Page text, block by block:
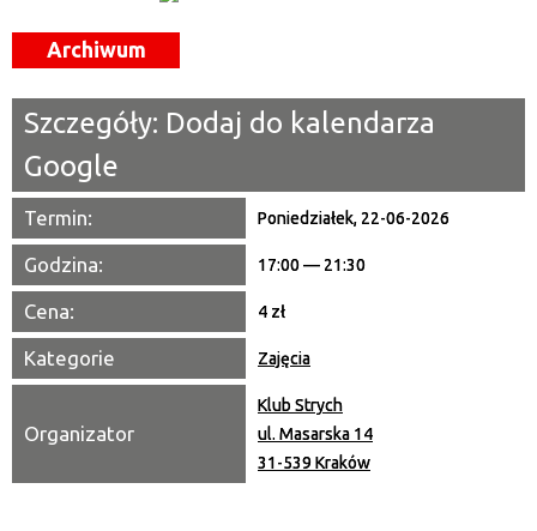
Organizator
Archiwum
Szczegóły: Dodaj do kalendarza
Google
Termin: Poniedziałek, 22-06-2026
Godzina: 17:00 — 21:30
Cena: 4 zł
Kategorie Zajęcia
Organizator
Klub Strych
ul. Masarska 14
31-539 Kraków